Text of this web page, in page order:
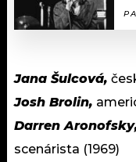
Jana Šulcová,
Josh Brolin,
Darren
scenárista (1969)